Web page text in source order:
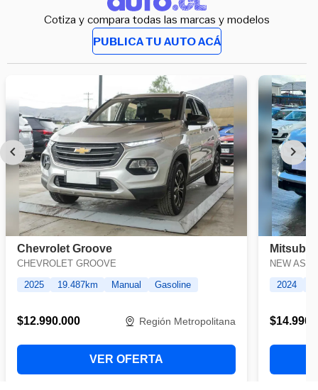
Cotiza y compara todas las marcas y modelos
PUBLICA TU AUTO ACÁ